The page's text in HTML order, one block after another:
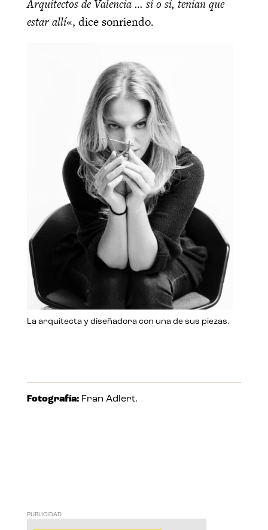
Arquitectos de Valencia … sí o sí, tenían que
estar allí«, dice sonriendo.
La arquitecta y diseñadora con una de sus piezas.
Fotografía: Fran Adlert.
PUBLICIDAD